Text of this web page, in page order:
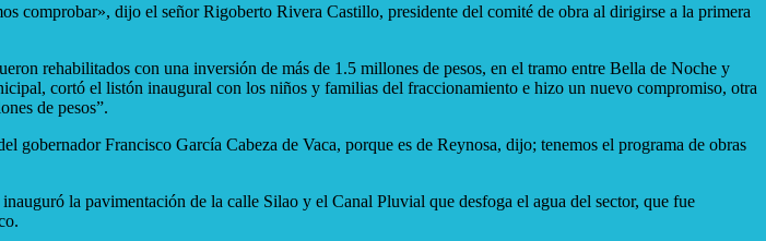
comprobar», dijo el señor Rigoberto Rivera Castillo, presidente del comité de obra al dirigirse a la primera
rehabilitados con una inversión de más de 1.5 millones de pesos, en el tramo entre Bella de Noche y
cortó el listón inaugural con los niños y familias del fraccionamiento e hizo un nuevo compromiso, otra
de pesos”.
Francisco García Cabeza de Vaca, porque es de Reynosa, dijo; tenemos el programa de obras
la pavimentación de la calle Silao y el Canal Pluvial que desfoga el agua del sector, que fue